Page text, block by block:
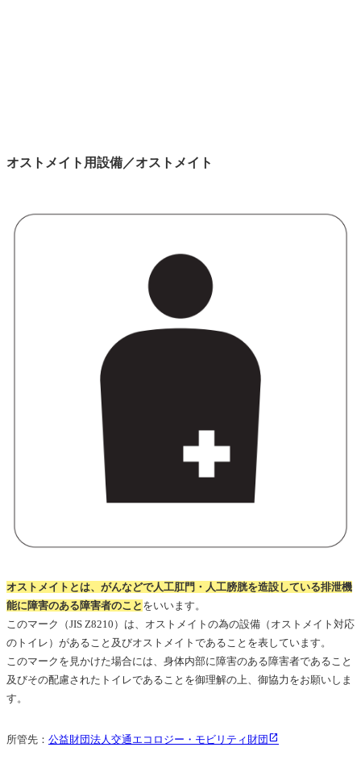
オストメイト用設備／オストメイト
オストメイトとは、がんなどで人工肛門・人工膀胱を造設している排泄機
能に障害のある障害者のこと をいいます。
このマーク（JIS Z8210）は、オストメイトの為の設備（オストメイト対応
のトイレ）があること及びオストメイトであることを表しています。
このマークを見かけた場合には、身体内部に障害のある障害者であること
及びその配慮されたトイレであることを御理解の上、御協力をお願いしま
す。
所管先： 公益財団法人交通エコロジー・モビリティ財団